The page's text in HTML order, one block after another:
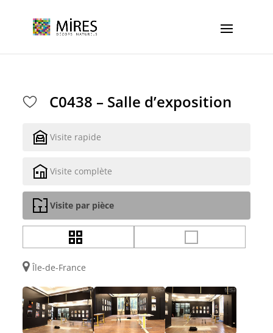
C0438 – Salle d’exposition
Visite rapide
Visite complète
Visite par pièce
Île-de-France